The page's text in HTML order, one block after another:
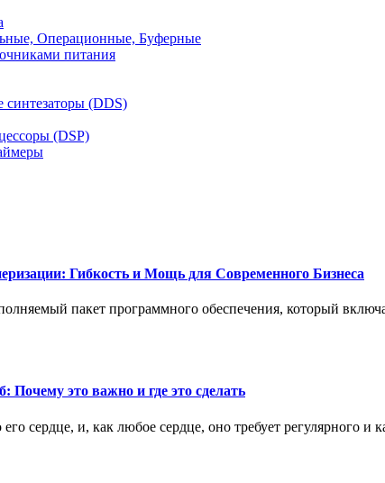
Операционные, Буферные
питания
(DDS)
(DSP)
Гибкость и Мощь для Современного Бизнеса
пакет программного обеспечения, который
Почему это важно и где это сделать
сердце, и, как любое сердце, оно требует регулярного и